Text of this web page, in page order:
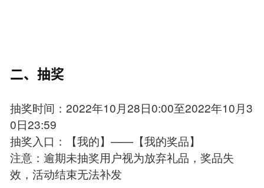
二、抽奖
抽奖时间：2022年10月28日0:00至2022年10月3
0日23:59
抽奖入口：【我的】——【我的奖品】
注意：逾期未抽奖用户视为放弃礼品，奖品失
效，活动结束无法补发